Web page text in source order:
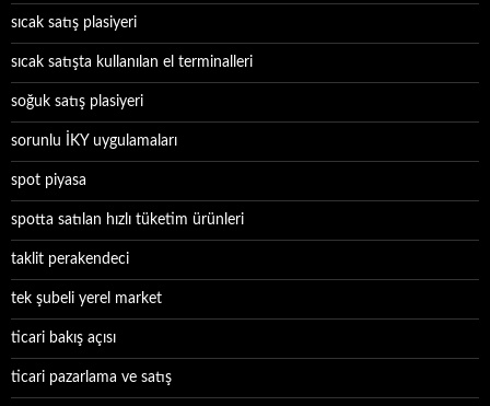
sıcak satış plasiyeri
sıcak satışta kullanılan el terminalleri
soğuk satış plasiyeri
sorunlu İKY uygulamaları
spot piyasa
spotta satılan hızlı tüketim ürünleri
taklit perakendeci
tek şubeli yerel market
ticari bakış açısı
ticari pazarlama ve satış